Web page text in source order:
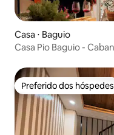
Casa ⋅ Baguio
Casa Pio Baguio -
Preferido dos hóspedes
Preferido dos hóspedes